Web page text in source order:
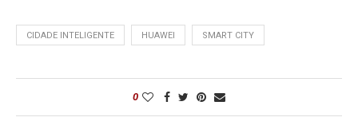
CIDADE INTELIGENTE HUAWEI SMART CITY
0